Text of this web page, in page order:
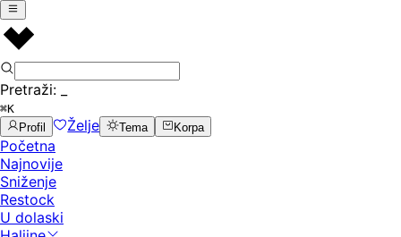
Pretraži:
⌘K
Profil
Želje Tema Korpa
Početna
Najnovije
Sniženje
Restock
U dolaski